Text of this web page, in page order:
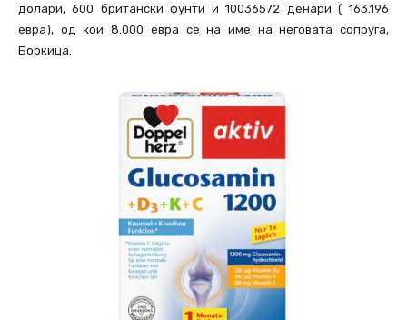
долари, 600 британски фунти и 10036572 денари ( 163.196
евра), од кои 8.000 евра се на име на неговата сопруга,
Боркица.